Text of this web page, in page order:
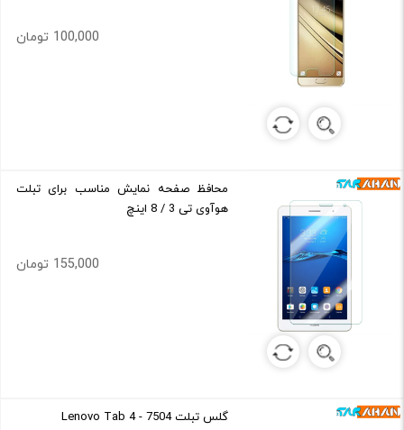
100,000 تومان
محافظ صفحه نمایش مناسب برای تبلت
هوآوی تی 3 / 8 اینچ
155,000 تومان
گلس تبلت Lenovo Tab 4 - 7504